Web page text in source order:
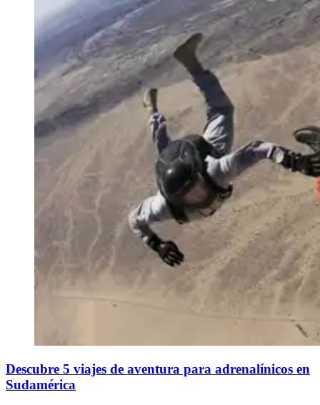
Descubre 5 viajes de aventura para adrenalínicos en
Sudamérica